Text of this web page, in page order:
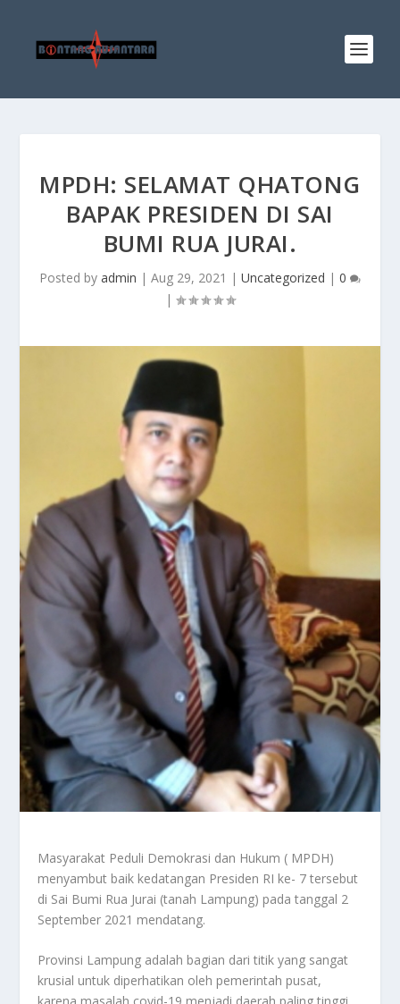
MPDH: SELAMAT QHATONG
BAPAK PRESIDEN DI SAI
BUMI RUA JURAI.
Posted by admin | Aug 29, 2021 | Uncategorized | 0
|
Masyarakat Peduli Demokrasi dan Hukum ( MPDH)
menyambut baik kedatangan Presiden RI ke- 7 tersebut
di Sai Bumi Rua Jurai (tanah Lampung) pada tanggal 2
September 2021 mendatang.
Provinsi Lampung adalah bagian dari titik yang sangat
krusial untuk diperhatikan oleh pemerintah pusat,